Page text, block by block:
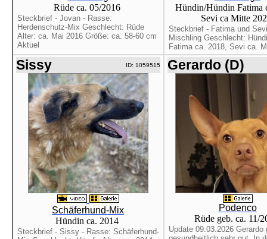
Rüde ca. 05/2016
Steckbrief - Jovan - Rasse:
Herdenschutz-Mix Geschlecht: Rüde
Alter: ca. Mai 2016 Größe: ca. 58-60 cm
Aktuel
Hündin/Hündin Fatima
Sevi ca Mitte
Steckbrief - Fatima und
Mischling Geschlecht:
Fatima ca. 2018, Sevi ca.
Sissy ID: 1059515
Schäferhund-Mix
Hündin ca. 2014
Steckbrief - Sissy - Rasse: Schäferhund-
Gerardo (D)
Podenco
Rüde geb. ca. 11/
Update 09.03.2026 Gerardo